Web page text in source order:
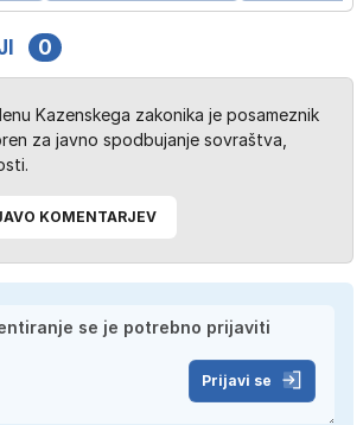
0
Kazenskega zakonika je posameznik
za javno spodbujanje sovraštva,
KOMENTARJEV
Prijavi se